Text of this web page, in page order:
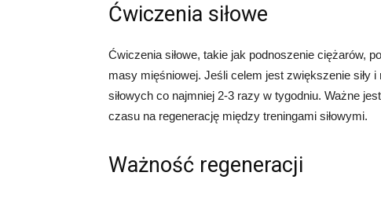
Ćwiczenia siłowe
Ćwiczenia siłowe, takie jak podnoszenie ciężarów,
masy mięśniowej. Jeśli celem jest zwiększenie
siłowych co najmniej 2-3 razy w tygodniu. Ważne
czasu na regenerację między treningami siłowymi.
Ważność regeneracji